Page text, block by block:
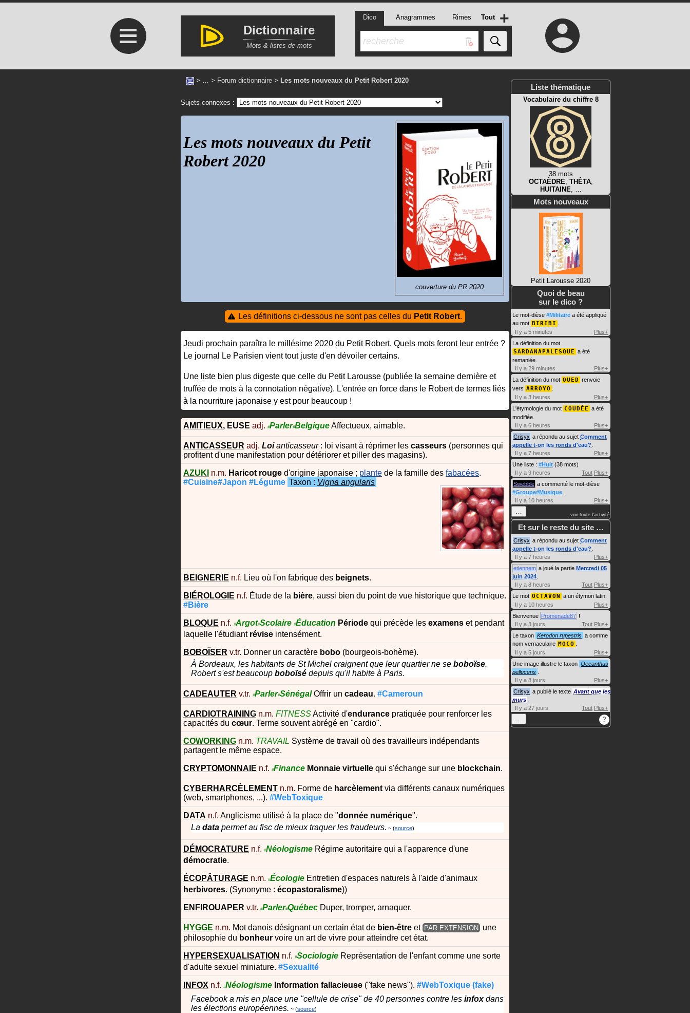
≡ Dictionnaire
Mots & listes de mots
Dico Anagrammes Rimes Tout +
> … > Forum dictionnaire > Les mots nouveaux du Petit Robert 2020
Sujets connexes :
Les mots nouveaux du Petit
Robert 2020
couverture du PR 2020
Les définitions ci-dessous ne sont pas celles du Petit Robert.
Jeudi prochain paraîtra le millésime 2020 du Petit Robert. Quels mots feront leur entrée ?
Le journal Le Parisien vient tout juste d'en dévoiler certains.
Une liste bien plus digeste que celle du Petit Larousse (publiée la semaine dernière et
truffée de mots à la connotation négative). L'entrée en force dans le Robert de termes liés
à la nourriture japonaise y est pour beaucoup !
AMITIEUX, EUSE adj. #Parler#BelgiqueAffectueux, aimable.
ANTICASSEUR adj. Loianticasseur: loi visant à réprimer les casseurs (personnes qui
profitent d'une manifestation pour détériorer et piller des magasins).
AZUKI n.m. Haricot rouge d'origine japonaise ; plante de la famille des fabacées.
#Cuisine#Japon #Légume Taxon : Vigna angularis
BEIGNERIE n.f. Lieu où l'on fabrique des beignets
BIÉROLOGIE n.f. Étude de la bière , aussi bien du point de vue historique que technique.
#Bière
BLOQUE n.f. #Argot#Scolaire #Éducation Période qui précède les examens et pendant
laquelle l'étudiant révise intensément.
BOBOÏSER v.tr. Donner un caractère bobo (bourgeois-bohème).
À Bordeaux, les habitants de St Michel craignent que leur quartier ne se boboïse
Robert s'est beaucoup boboïsé depuis qu'il habite à Paris.
CADEAUTER v.tr. #Parler#Sénégal Offrir un cadeau #Cameroun
CARDIOTRAINING n.m. FITNESS Activité d'endurance pratiquée pour renforcer les
capacités du cœur . Terme souvent abrégé en "cardio".
COWORKING n.m. TRAVAIL Système de travail où des travailleurs indépendants
partagent le même espace.
CRYPTOMONNAIE n.f. #Finance Monnaie virtuelle qui s'échange sur une blockchain
CYBERHARCÈLEMENT n.m. Forme de harcèlement via différents canaux numériques
(web, smartphones, ...). #WebToxique
DATA n.f. Anglicisme utilisé à la place de "donnée numérique".
La data permet au fisc de mieux traquer les fraudeurs. source
DÉMOCRATURE n.f. #Néologisme Régime autoritaire qui a l'apparence d'une
démocratie
ÉCOPÂTURAGE n.m. #Écologie Entretien d'espaces naturels à l'aide d'animaux
herbivores . (Synonyme : écopastoralisme))
ENFIROUAPER v.tr. #Parler#Québec Duper, tromper, arnaquer.
HYGGE n.m. Mot danois désignant un certain état de bien-être et PAR EXTENSION une
philosophie du bonheur voire un art de vivre pour atteindre cet état.
HYPERSEXUALISATION n.f. #Sociologie Représentation de l'enfant comme une sorte
d'adulte sexuel miniature. #Sexualité
INFOX n.f. #Néologisme Information fallacieuse ("fake news"). #WebToxique (fake)
Facebook a mis en place une "cellule de crise" de 40 personnes contre les infoxdans
les élections européennes.
source
Liste thématique
Vocabulaire du chiffre 8
38 mots
OCTAÈDRE, THÊTA,
HUITAINE, …
Mots nouveaux
Petit Larousse 2020
Quoi de beau
sur le dico ?
Le mot-dièse #Militaire a été appliqué
au mot BIRIBI
Il y a 5 minutes
Plus+
La définition du mot
SARDANAPALESQUE a été
remaniée.
Il y a 29 minutes
Plus+
La définition du mot OUED renvoie
vers ARROYO
Il y a 3 heures
Plus+
L'étymologie du mot COUDÉE a été
modifiée.
Il y a 6 heures
Plus+
Crisyx a répondu au sujet Comment
appelle t-on les ronds d'eau?
Il y a 7 heures
Plus+
Une liste : #Huit (38 mots)
Il y a 9 heures
Tout Plus+
Swebble a commenté le mot-dièse
#Groupe#Musique
Il y a 10 heures
Plus+
… voir toute l'activité
Et sur le reste du site …
Crisyx a répondu au sujet Comment
appelle t-on les ronds d'eau?
Il y a 7 heures
Plus+
etiennem a joué la partie Mercredi 05
juin 2024
Il y a 8 heures
Tout Plus+
Le mot OCTAVON a un étymon latin.
Il y a 10 heures
Plus+
Bienvenue Promenade87 !
Il y a 3 jours
Tout Plus+
Le taxon Kerodon rupestris a comme
nom vernaculaire MOCO
Il y a 5 jours
Plus+
Une image illustre le taxon Oecanthus
pellucens
Il y a 8 jours
Plus+
Crisyx a publié le texte Avant que les
murs
Il y a 27 jours
Tout Plus+
… ?